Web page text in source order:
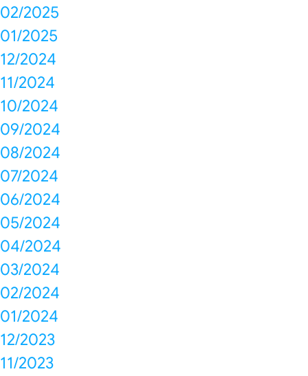
02/2025
01/2025
12/2024
11/2024
10/2024
09/2024
08/2024
07/2024
06/2024
05/2024
04/2024
03/2024
02/2024
01/2024
12/2023
11/2023